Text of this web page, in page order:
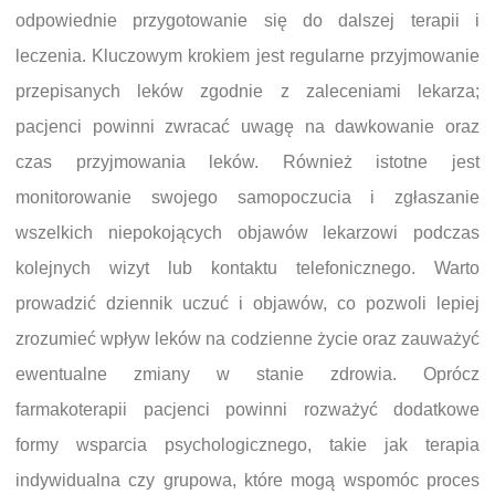
odpowiednie przygotowanie się do dalszej terapii i
leczenia. Kluczowym krokiem jest regularne przyjmowanie
przepisanych leków zgodnie z zaleceniami lekarza;
pacjenci powinni zwracać uwagę na dawkowanie oraz
czas przyjmowania leków. Również istotne jest
monitorowanie swojego samopoczucia i zgłaszanie
wszelkich niepokojących objawów lekarzowi podczas
kolejnych wizyt lub kontaktu telefonicznego. Warto
prowadzić dziennik uczuć i objawów, co pozwoli lepiej
zrozumieć wpływ leków na codzienne życie oraz zauważyć
ewentualne zmiany w stanie zdrowia. Oprócz
farmakoterapii pacjenci powinni rozważyć dodatkowe
formy wsparcia psychologicznego, takie jak terapia
indywidualna czy grupowa, które mogą wspomóc proces